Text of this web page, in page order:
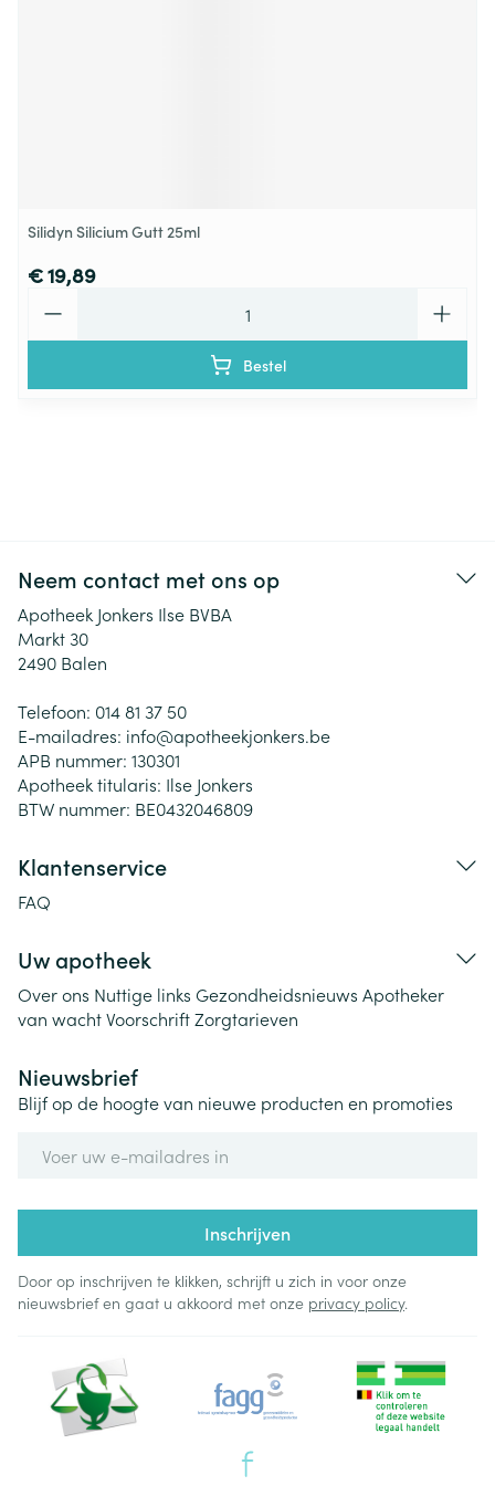
Silidyn Silicium Gutt 25ml
€ 19,89
Bestel
Neem contact met ons op
Apotheek Jonkers Ilse BVBA
Markt 30
2490 Balen
Telefoon: 014 81 37 50
E-mailadres: info@apotheekjonkers.be
APB nummer: 130301
Apotheek titularis: Ilse Jonkers
BTW nummer: BE0432046809
Klantenservice
FAQ
Uw apotheek
Over ons Nuttige links Gezondheidsnieuws Apotheker
van wachtVoorschriftZorgtarieven
Nieuwsbrief
Blijf op de hoogte van nieuwe producten en promoties
Inschrijven
Door op inschrijven te klikken, schrijft u zich in voor onze
nieuwsbrief en gaat u akkoord met onze privacy policy.